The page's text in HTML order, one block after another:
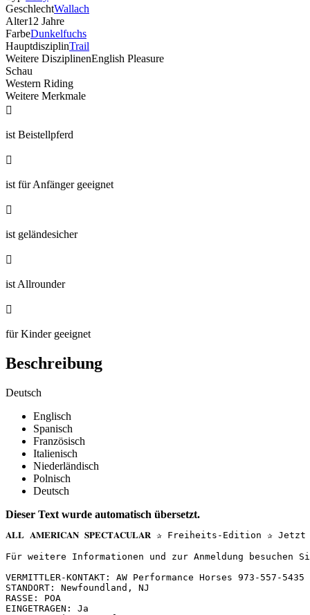
GeschlechtWallach
Alter12 Jahre
FarbeDunkelfuchs
HauptdisziplinTrail
Weitere DisziplinenEnglish Pleasure
Schau
Western Riding
Weitere Merkmale

ist Beistellpferd

ist für Anfänger geeignet

ist geländesicher

ist Allrounder

für Kinder geeignet
Beschreibung
Deutsch
Englisch
Spanisch
Französisch
Italienisch
Niederländisch
Polnisch
Deutsch
Dieser Text wurde automatisch übersetzt.
𝐀𝐋𝐋 𝐀𝐌𝐄𝐑𝐈𝐂𝐀𝐍 𝐒𝐏𝐄𝐂𝐓𝐀𝐂𝐔𝐋𝐀𝐑 ✰ Freiheits-Edition ✰
Für weitere Informationen und zur Anmeldung besuchen
VERMITTLER-KONTAKT: AW Performance Horses 973-557-5435
STANDORT: Newfoundland, NJ
RASSE: POA
EINGETRAGEN: Ja